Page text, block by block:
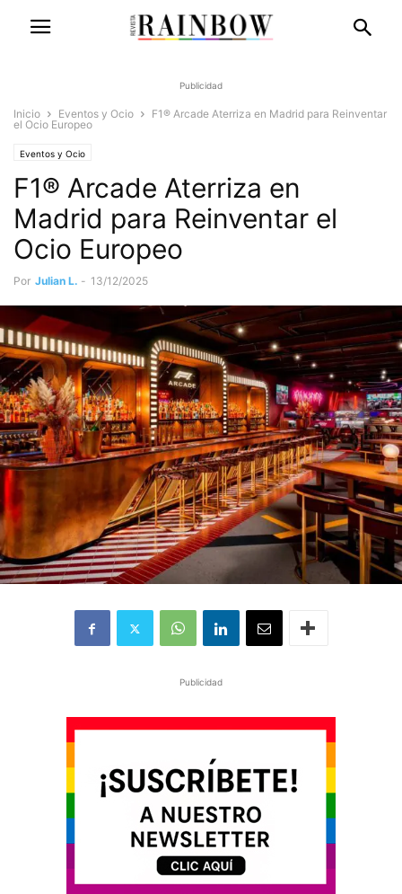
Publicidad
Inicio Eventos y Ocio
F1® Arcade Aterriza en Madrid para Reinventar
el Ocio Europeo
Eventos y Ocio
F1® Arcade Aterriza en
Madrid para Reinventar el
Ocio Europeo
Por Julian L. - 13/12/2025
Publicidad